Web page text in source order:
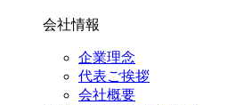
会社情報
企業理念
代表ご挨拶
会社概要